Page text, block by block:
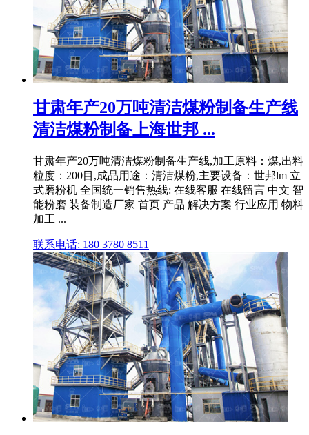
甘肃年产20万吨清洁煤粉制备生产线
清洁煤粉制备上海世邦 ...
甘肃年产20万吨清洁煤粉制备生产线,加工原料：煤,出料
粒度：200目,成品用途：清洁煤粉,主要设备：世邦lm 立
式磨粉机 全国统一销售热线: 在线客服 在线留言 中文 智
能粉磨 装备制造厂家 首页 产品 解决方案 行业应用 物料
加工 ...
联系电话: 180 3780 8511